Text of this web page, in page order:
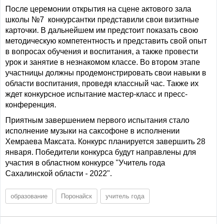
После церемонии открытия на сцене актового зала
школы №7 конкурсантки представили свои визитные
карточки. В дальнейшем им предстоит показать свою
методическую компетентность и представить свой опыт
в вопросах обучения и воспитания, а также провести
урок и занятие в незнакомом классе. Во втором этапе
участницы должны продемонстрировать свои навыки в
области воспитания, проведя классный час. Также их
ждет конкурсное испытание мастер-класс и пресс-
конференция.
Приятным завершением первого испытания стало
исполнение музыки на саксофоне в исполнении
Хемраева Максата. Конкурс планируется завершить 28
января. Победители конкурса будут направлены для
участия в областном конкурсе "Учитель года
Сахалинской области - 2022".
образование Поронайск учитель года